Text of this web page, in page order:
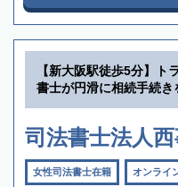
【新大阪駅徒歩5分】ト
書士が円滑に相続手続き
司法書士法人
女性司法書士在籍 オンライ